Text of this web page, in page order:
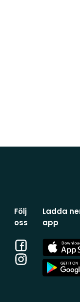
Följ
oss
Facebook
Instagram
Ladda
app
App
Store
App
Store